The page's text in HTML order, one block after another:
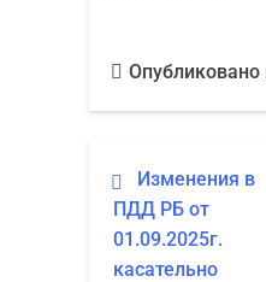
Опубликовано
Навигация
по
записям
Изме­не­ния в
ПДД РБ от
01.09.2025г.
каса­тель­но